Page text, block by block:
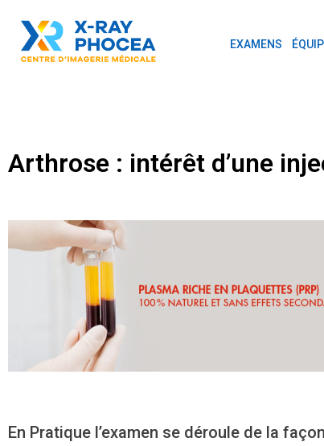
EXAMENS
Arthrose : intérêt d’une
En Pratique l’examen se déroule de la